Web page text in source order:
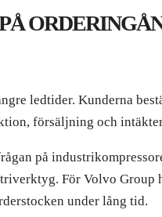
ledtider. Kunderna
försäljning och
på
För Volvo
under lång tid.